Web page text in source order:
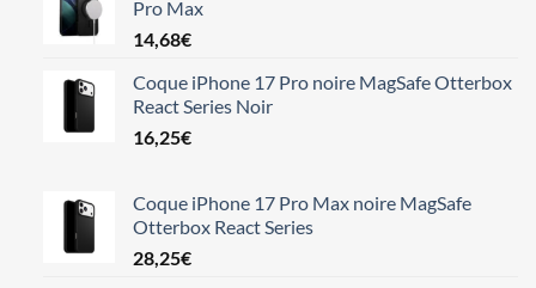
Pro Max
14,68€
Coque iPhone 17 Pro noire MagSafe Otterbox
React Series Noir
16,25€
Coque iPhone 17 Pro Max noire MagSafe
Otterbox React Series
28,25€